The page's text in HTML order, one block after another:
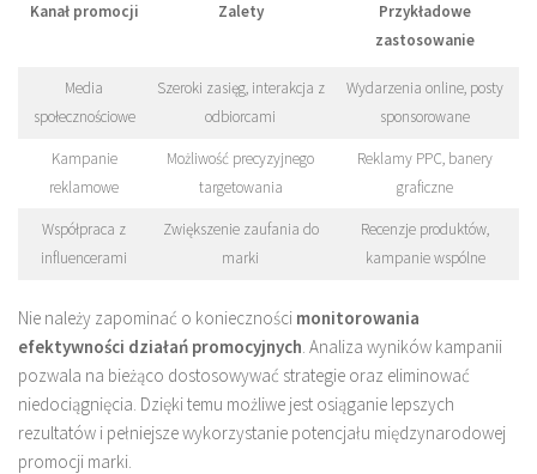
Kanał promocji Zalety
Przykładowe
zastosowanie
Media
społecznościowe
Szeroki zasięg, interakcja z
odbiorcami
Wydarzenia online, posty
sponsorowane
Kampanie
reklamowe
Możliwość precyzyjnego
targetowania
Reklamy PPC, banery
graficzne
Współpraca z
influencerami
Zwiększenie zaufania do
marki
Recenzje produktów,
kampanie wspólne
Nie należy zapominać o konieczności monitorowania
efektywności działań promocyjnych. Analiza wyników kampanii
pozwala na bieżąco dostosowywać strategie oraz eliminować
niedociągnięcia. Dzięki temu możliwe jest osiąganie lepszych
rezultatów i pełniejsze wykorzystanie potencjału międzynarodowej
promocji marki.